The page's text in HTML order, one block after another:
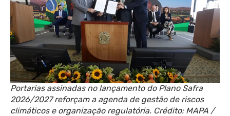
Portarias assinadas no lançamento do Plano Safra
2026/2027 reforçam a agenda de gestão de riscos
climáticos e organização regulatória. Crédito: MAPA /